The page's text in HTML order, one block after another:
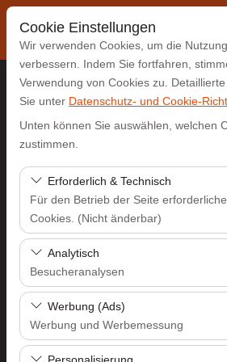
Cookie Einstellungen
Wir verwenden Cookies, um die
verbessern. Indem Sie fortfahren,
Verwendung von Cookies zu.
Sie unter Datenschutz- und Cookie-
Unten können Sie auswählen, welchen
zustimmen.
Erforderlich & Technisch
Für den Betrieb der Seite erforderliche
Cookies. (Nicht änderbar)
Diese Cookies sind für das
Funktionieren der Website, die
Sitzungsverwaltung und
erforderlich. Sie können nicht
Analytisch
Besucheranalysen
Diese Cookies ermöglichen es uns, zu
unsere Website genutzt wird
meistbesuchte Seiten,
werden verwendet, um die Leistung
Werbung (Ads)
Werbung und Werbemessung
Diese Cookies ermöglichen es uns,
Abholstation
Eine andere Rückgabestation
Abholdatum & Zeit
Rückgabedatum & Zeit